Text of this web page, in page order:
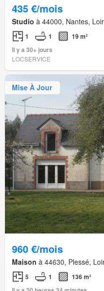
435 €/mois
Studio à 44000, Nantes,
1 1
19 m²
Il y a 30+ jours
LOCSERVICE
Mise À Jour
960 €/mois
Maison à 44630, Plessé,
5 1
136 m²